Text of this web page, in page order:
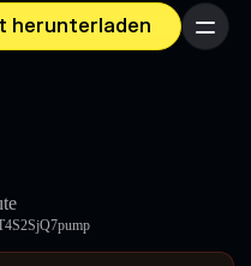
herunterladen Menü